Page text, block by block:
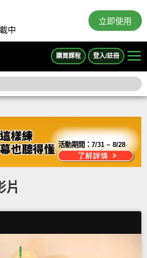
中
立即使用
購買課程 登入/註冊
活動期間：7/31 ~ 8/28
片